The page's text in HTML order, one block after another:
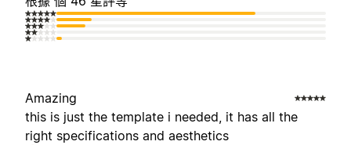
Amazing
this is just the template i needed, it has all the
right specifications and aesthetics